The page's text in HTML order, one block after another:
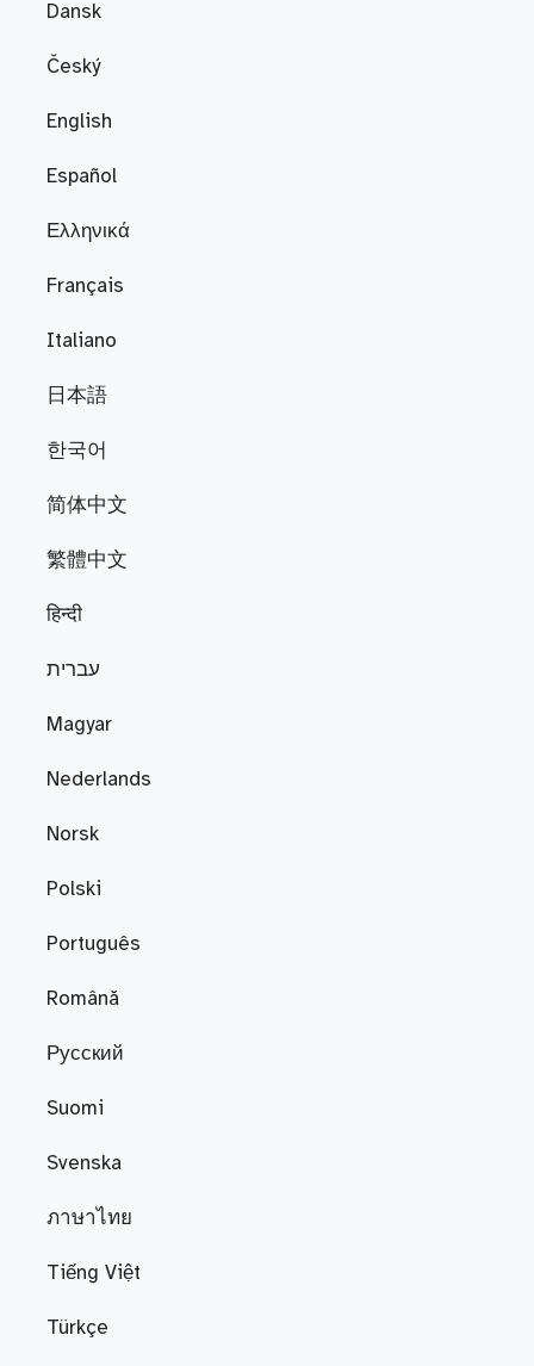
Dansk
Český
English
Español
Ελληνικά
Français
Italiano
日本語
한국어
简体中文
繁體中文
हिन्दी
עברית
Magyar
Nederlands
Norsk
Polski
Português
Română
Русский
Suomi
Svenska
ภาษาไทย
Tiếng Việt
Türkçe